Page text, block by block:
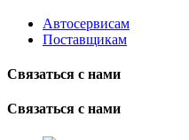
Автосервисам
Поставщикам
Связаться с нами
Связаться с нами